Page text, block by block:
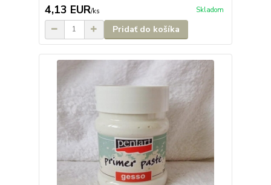
4,13 EUR/ks Skladom
Pridať do košíka